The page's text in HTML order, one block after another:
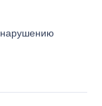
нарушению